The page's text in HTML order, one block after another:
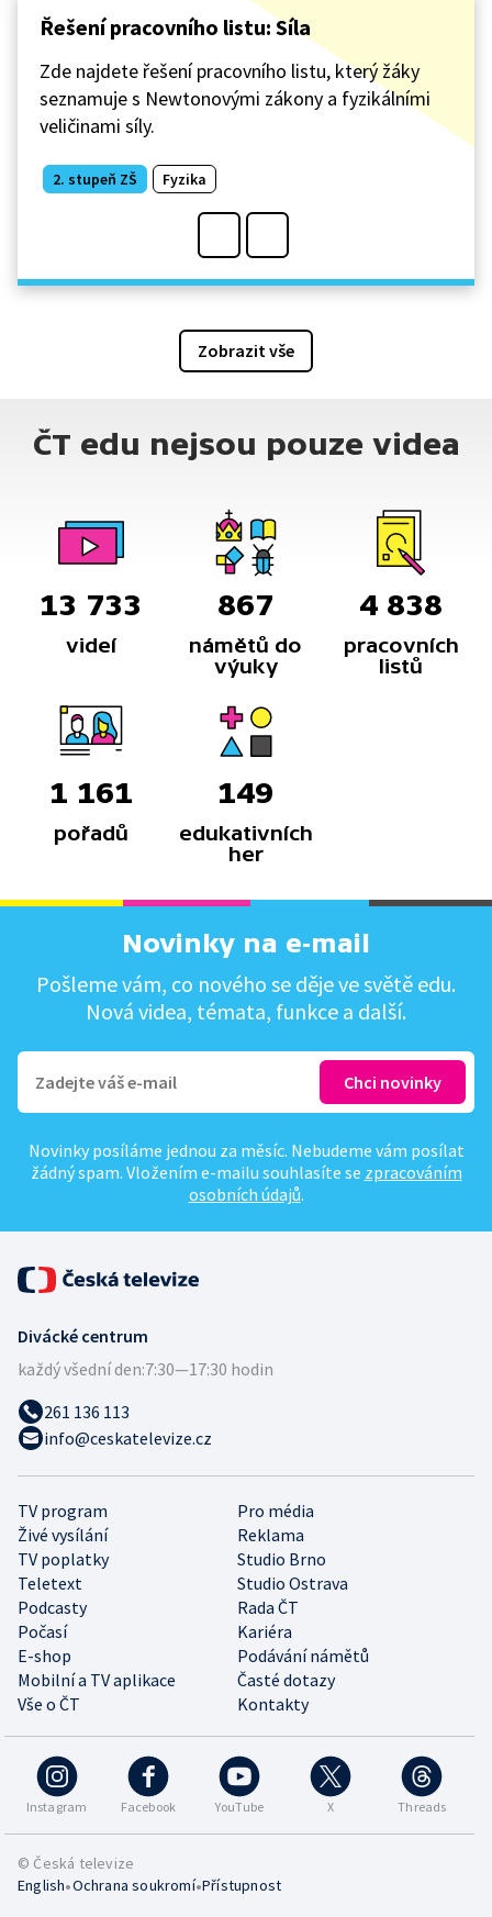
Řešení pracovního listu: Síla
Zde najdete řešení pracovního listu, který žáky
seznamuje s Newtonovými zákony a fyzikálními
veličinami síly.
2. stupeň ZŠ Fyzika
Zobrazit vše
ČT edu nejsou pouze videa
13 733
videí
867
námětů do
výuky
4 838
pracovních
listů
1 161
pořadů
149
edukativních
her
Novinky na e-mail
Pošleme vám, co nového se děje ve světě edu.
Nová videa, témata, funkce a další.
Novinky posíláme jednou za měsíc. Nebudeme vám posílat
žádný spam. Vložením e-mailu souhlasíte se zpracováním
osobních údajů.